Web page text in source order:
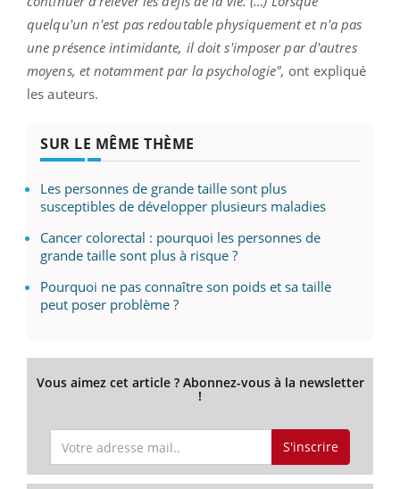
quelqu'un n'est pas redoutable physiquement et n'a pas
une présence intimidante, il doit s'imposer par d'autres
moyens, et notamment par la psychologie", ont expliqué
les auteurs.
SUR LE MÊME THÈME
Les personnes de grande taille sont plus
susceptibles de développer plusieurs maladies
Cancer colorectal : pourquoi les personnes de
grande taille sont plus à risque ?
Pourquoi ne pas connaître son poids et sa taille
peut poser problème ?
Vous aimez cet article ? Abonnez-vous à la newsletter
!
S'inscrire